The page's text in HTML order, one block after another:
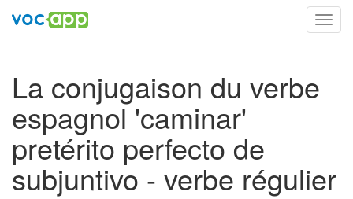
La conjugaison du verbe
espagnol 'caminar'
pretérito perfecto de
subjuntivo - verbe régulier